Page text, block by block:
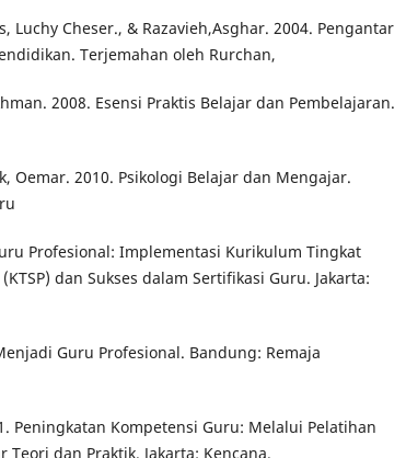
Luchy Cheser., & Razavieh,Asghar. 2004. Pengantar
Terjemahan oleh Rurchan,
2008. Esensi Praktis Belajar dan Pembelajaran.
Oemar. 2010. Psikologi Belajar dan Mengajar.
Profesional: Implementasi Kurikulum Tingkat
dan Sukses dalam Sertifikasi Guru. Jakarta:
Guru Profesional. Bandung: Remaja
Peningkatan Kompetensi Guru: Melalui Pelatihan
Teori dan Praktik. Jakarta: Kencana.